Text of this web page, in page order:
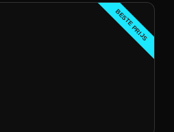
BESTE PRIJS